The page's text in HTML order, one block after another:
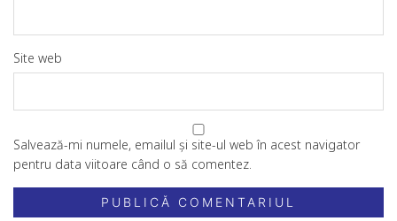
Site web
Salvează-mi numele, emailul și site-ul web în acest navigator
pentru data viitoare când o să comentez.